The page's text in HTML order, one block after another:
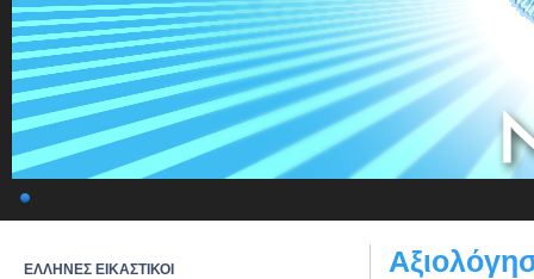
ΕΛΛΗΝΕΣ ΕΙΚΑΣΤΙΚΟΙ